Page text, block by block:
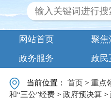
网站首页 聚焦
政务服务
政民
当前位置：首页 >重点
和“三公”经费 >政府预决算 >